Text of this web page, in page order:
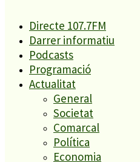
Directe 107.7FM
Darrer informatiu
Podcasts
Programació
Actualitat
General
Societat
Comarcal
Política
Economia
Enxampat l’autor de les
3
Tanquen un local de
deficiències sanitàries